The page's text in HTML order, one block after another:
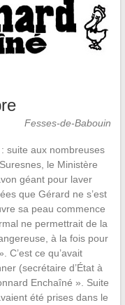
Fesses-de-Babouin
suite aux nombreuses
le Ministère
géant pour laver
que Gérard ne s’est
sa peau commence
ne permettrait de la
à la fois pour
C’est ce qu’avait
(secrétaire d’État à
Enchaîné ». Suite
été prises dans le